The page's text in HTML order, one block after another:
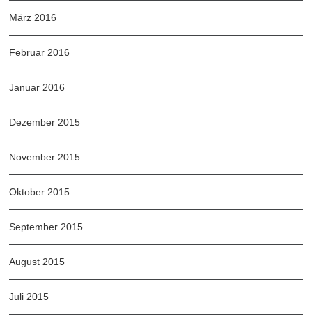
März 2016
Februar 2016
Januar 2016
Dezember 2015
November 2015
Oktober 2015
September 2015
August 2015
Juli 2015